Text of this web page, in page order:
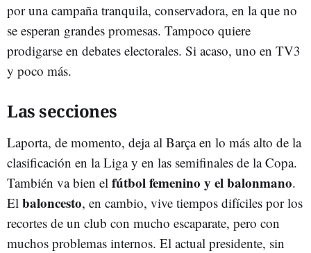
por una campaña tranquila, conservadora, en la que no
se esperan grandes promesas. Tampoco quiere
prodigarse en debates electorales. Si acaso, uno en TV3
y poco más.
Las secciones
Laporta, de momento, deja al Barça en lo más alto de la
clasificación en la Liga y en las semifinales de la Copa.
También va bien el fútbol femenino y el balonmano.
El baloncesto, en cambio, vive tiempos difíciles por los
recortes de un club con mucho escaparate, pero con
muchos problemas internos. El actual presidente, sin